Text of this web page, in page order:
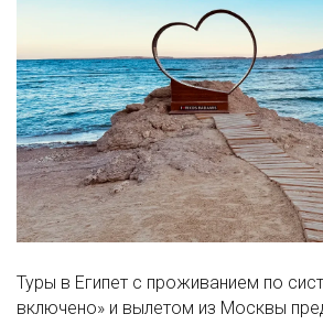
Туры в Египет с проживанием по
включено» и вылетом из Москвы